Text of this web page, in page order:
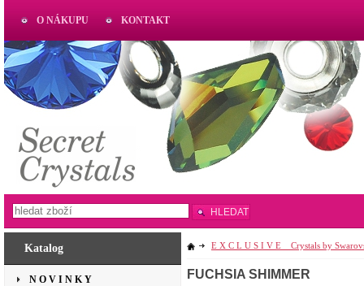
Katalog
N O V I N K Y
E X C L U S I V E _ Crystals by
FUCHSIA SHIMMER
O NÁKUPU KONTAKT
AKTUAL
www.aktual-koralky.cz
HLEDAT